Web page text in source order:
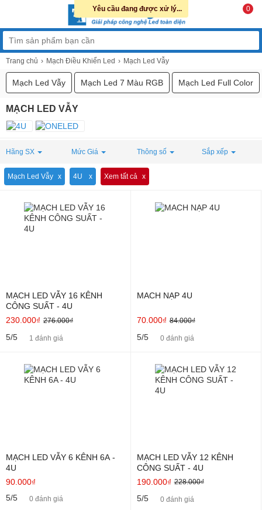
0
Trang chủ Mạch Điều Khiển Led Mạch Led Vẫy
Mạch Led Vẫy Mạch Led 7 Màu RGB Mạch Led Full Color
MẠCH LED VẪY
Hãng SX Mức Giá Thông số Sắp xếp
Mạch Led Vẫy 4U Xem tất cả
MẠCH LED VẪY 16 KÊNH
CÔNG SUẤT - 4U
230.000₫ 276.000₫
5/5 1 đánh giá
MACH NẠP 4U
70.000₫ 84.000₫
5/5 0 đánh giá
MẠCH LED VẪY 6 KÊNH 6A -
4U
90.000₫
5/5
0 đánh giá
MẠCH LED VẪY 12 KÊNH
CÔNG SUẤT - 4U
190.000₫ 228.000₫
5/5 0 đánh giá
Yêu cầu đang được xử lý...